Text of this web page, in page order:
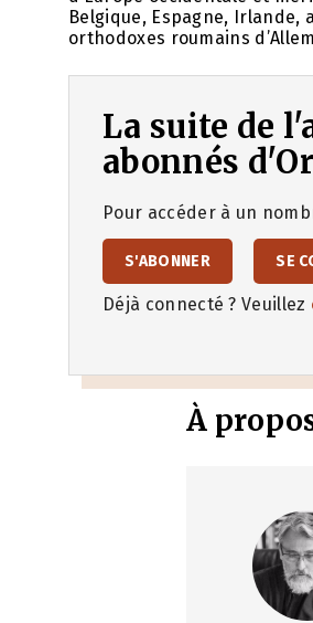
Belgique, Espagne, Irlande,
orthodoxes roumains
La suite de
abonnés
Pour accéder à un
S'ABONNER SE
Déjà connecté ? Veuillez
À